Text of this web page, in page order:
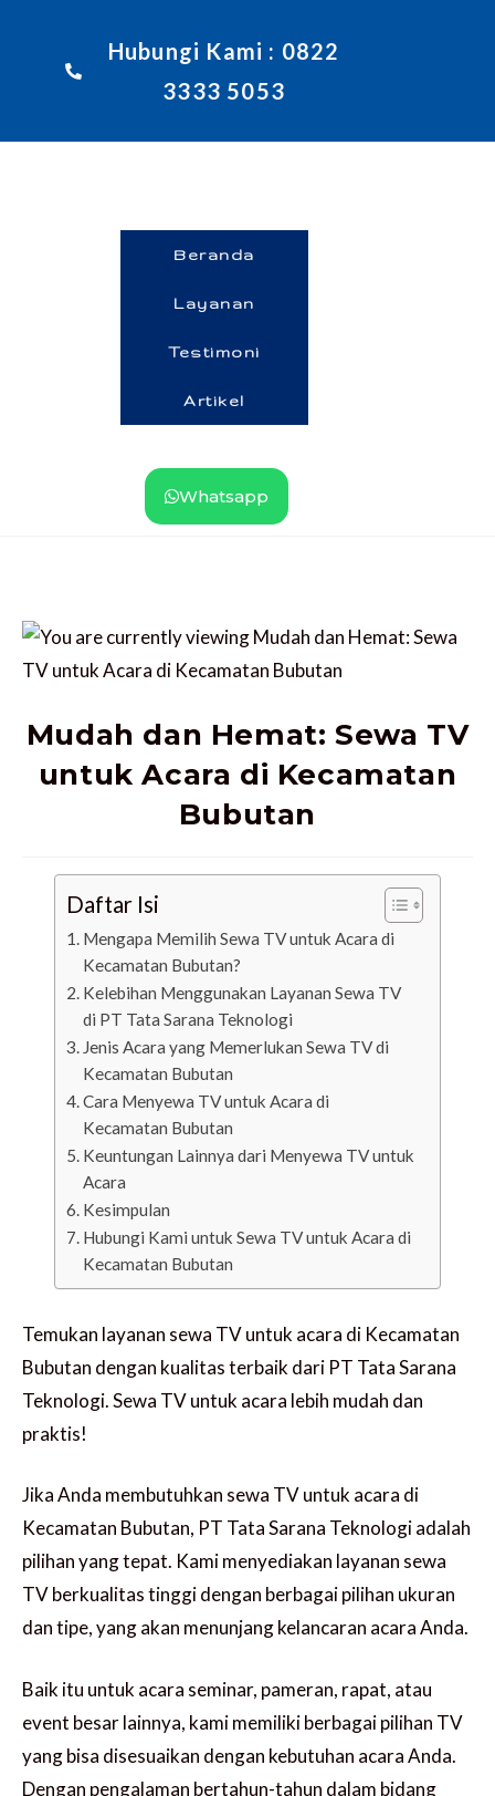
Hubungi Kami : 0822
3333 5053
Beranda
Layanan
Testimoni
Artikel
Whatsapp
Mudah dan Hemat: Sewa TV
untuk Acara di Kecamatan
Bubutan
Daftar Isi
Mengapa Memilih Sewa TV untuk Acara di
Kecamatan Bubutan?
Kelebihan Menggunakan Layanan Sewa TV
di PT Tata Sarana Teknologi
Jenis Acara yang Memerlukan Sewa TV di
Kecamatan Bubutan
Cara Menyewa TV untuk Acara di
Kecamatan Bubutan
Keuntungan Lainnya dari Menyewa TV untuk
Acara
Kesimpulan
Hubungi Kami untuk Sewa TV untuk Acara di
Kecamatan Bubutan
Temukan layanan sewa TV untuk acara di Kecamatan
Bubutan dengan kualitas terbaik dari PT Tata Sarana
Teknologi. Sewa TV untuk acara lebih mudah dan
praktis!
Jika Anda membutuhkan sewa TV untuk acara di
Kecamatan Bubutan, PT Tata Sarana Teknologi adalah
pilihan yang tepat. Kami menyediakan layanan sewa
TV berkualitas tinggi dengan berbagai pilihan ukuran
dan tipe, yang akan menunjang kelancaran acara Anda.
Baik itu untuk acara seminar, pameran, rapat, atau
event besar lainnya, kami memiliki berbagai pilihan TV
yang bisa disesuaikan dengan kebutuhan acara Anda.
Dengan pengalaman bertahun-tahun dalam bidang